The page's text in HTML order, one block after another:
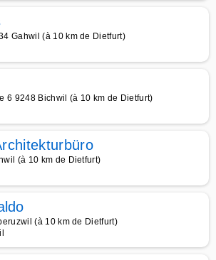
Gahwil (à 10 km de Dietfurt)
6 9248 Bichwil (à 10 km de Dietfurt)
(à 10 km de Dietfurt)
(à 10 km de Dietfurt)